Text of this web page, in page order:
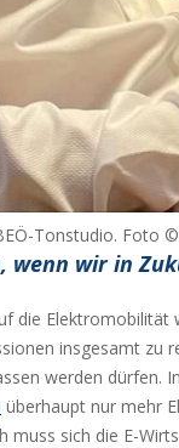
Tonstudio. Foto
wenn wir in
die
insgesamt zu
werden dürfen.
überhaupt nur mehr
muss sich die E-